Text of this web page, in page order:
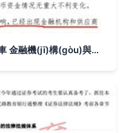
瑞幸咖啡事件波及神州優(yōu)車 金融機(jī)構(gòu)與供應(yīng)商擠兌苗頭顯現(xiàn)